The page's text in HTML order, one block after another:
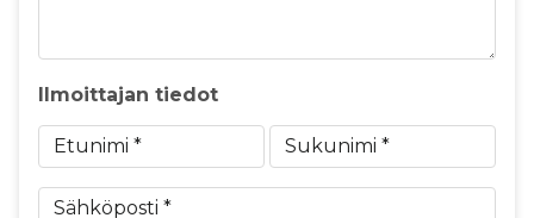
Ilmoittajan tiedot
Etunimi * Sukunimi *
Sähköposti *